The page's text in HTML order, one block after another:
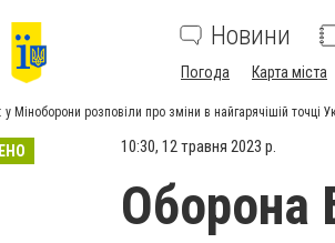
Новини
Погода Карта міста
Міноборони розповіли про зміни в найгарячішій точці
10:30, 12 травня 2023 р.
Оборона